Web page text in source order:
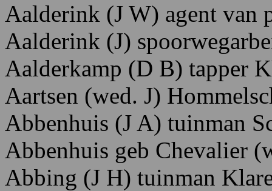
Aalderink (J W) agent van
Aalderink (J)
Aalderkamp (D B) tapper K
Aartsen (wed. J) H
Abbenhuis (J A) tuinman
Abbenhuis geb Chevalier
Abbing (J H) tuinman